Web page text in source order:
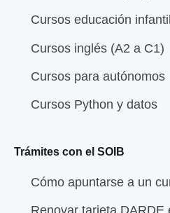
Cursos educación infantil
Cursos inglés (A2 a C1)
Cursos para autónomos
Cursos Python y datos
Trámites con el SOIB
Cómo apuntarse a un